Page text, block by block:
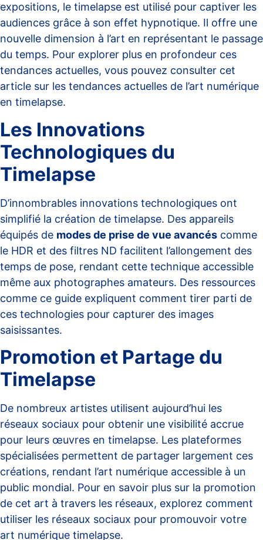
expositions, le timelapse est utilisé pour captiver les
audiences grâce à son effet hypnotique. Il offre une
nouvelle dimension à l’art en représentant le passage
du temps. Pour explorer plus en profondeur ces
tendances actuelles, vous pouvez consulter cet
article sur les tendances actuelles de l’art numérique
en timelapse.
Les Innovations
Technologiques du
Timelapse
D’innombrables innovations technologiques ont
simplifié la création de timelapse. Des appareils
équipés de modes de prise de vue avancés comme
le HDR et des filtres ND facilitent l’allongement des
temps de pose, rendant cette technique accessible
même aux photographes amateurs. Des ressources
comme ce guide expliquent comment tirer parti de
ces technologies pour capturer des images
saisissantes.
Promotion et Partage du
Timelapse
De nombreux artistes utilisent aujourd’hui les
réseaux sociaux pour obtenir une visibilité accrue
pour leurs œuvres en timelapse. Les plateformes
spécialisées permettent de partager largement ces
créations, rendant l’art numérique accessible à un
public mondial. Pour en savoir plus sur la promotion
de cet art à travers les réseaux, explorez comment
utiliser les réseaux sociaux pour promouvoir votre
art numérique timelapse.